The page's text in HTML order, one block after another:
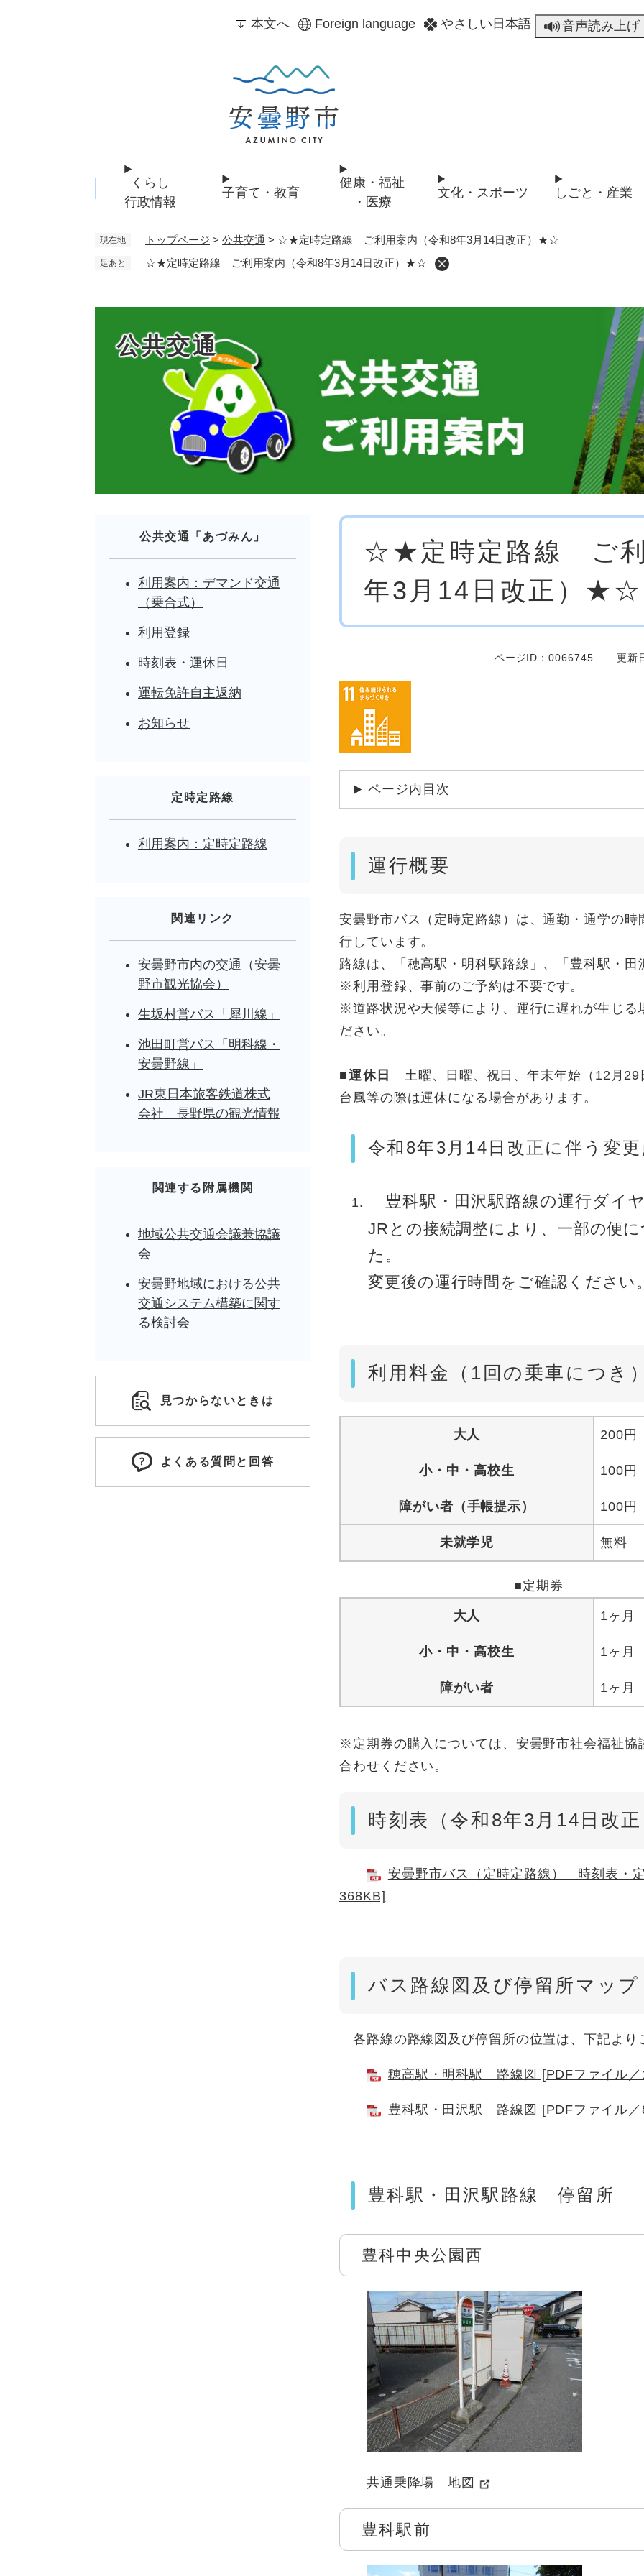
本文へ Foreign language やさしい日本語 音声読み上げ
くらし
行政情報
子育て・教育
健康・福祉
・医療
文化・スポーツ しごと・産業
現在地 トップページ > 公共交通 > ☆★定時定路線 ご利用案内（令和8年3月14日改正）★☆
足あと ☆★定時定路線 ご利用案内（令和8年3月14日改正）★☆
公共交通
☆★定時定路線 ご利
年3月14日改正）★☆
ページID：0066745 更新
ページ内目次
運行概要
安曇野市バス（定時定路線）は、通勤・通学の
行しています。
路線は、「穂高駅・明科駅路線」、「豊科駅・
※利用登録、事前のご予約は不要です。
※道路状況や天候等により、運行に遅れが生じ
ださい。
■運休日
土曜、日曜、祝日、年末年始（12
台風等の際は運休になる場合があります。
令和8年3月14日改正に伴う変
豊科駅・田沢駅路線の運行ダイ
JRとの接続調整により、一部の便
た。
変更後の運行時間をご確認ください
利用料金（1回の乗車につき
大人 200円
小・中・高校生 100円
障がい者（手帳提示） 100円
未就学児 無料
■定期券
大人 1ヶ月
小・中・高校生 1ヶ月
障がい者 1ヶ月
※定期券の購入については、安曇野市社会福祉
合わせください。
時刻表（令和8年3月14日改
安曇野市バス（定時定路線） 時刻表・
368KB]
バス路線図及び停留所マップ
各路線の路線図及び停留所の位置は、下記より
穂高駅・明科駅 路線図 [PDFファイル
豊科駅・田沢駅 路線図 [PDFファイル
豊科駅・田沢駅路線 停留所
豊科中央公園西
共通乗降場 地図
豊科駅前
公共交通「あづみん」
利用案内：デマンド交通
（乗合式）
利用登録
時刻表・運休日
運転免許自主返納
お知らせ
定時定路線
利用案内：定時定路線
関連リンク
安曇野市内の交通（安曇
野市観光協会）
生坂村営バス「犀川線」
池田町営バス「明科線・
安曇野線」
JR東日本旅客鉄道株式
会社 長野県の観光情報
関連する附属機関
地域公共交通会議兼協議
会
安曇野地域における公共
交通システム構築に関す
る検討会
見つからないときは
よくある質問と回答